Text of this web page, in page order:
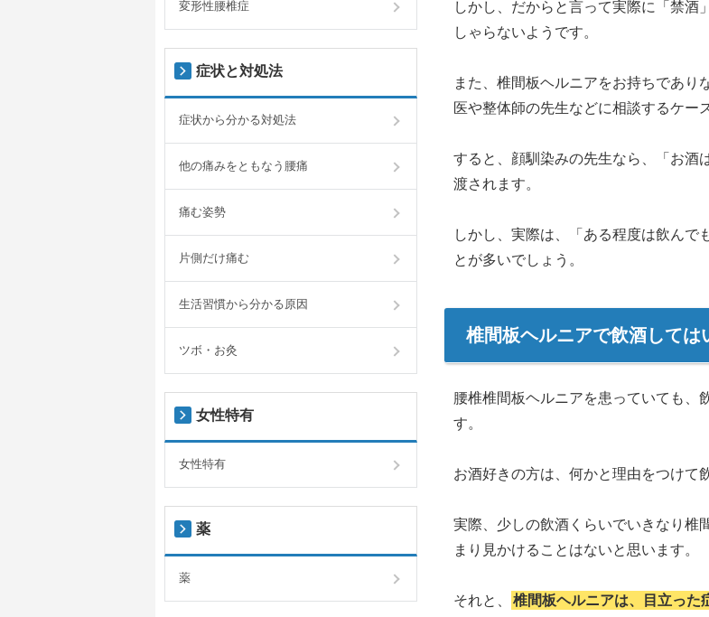
しかし、だからと言って実際に「禁酒
しゃらないようです。
また、椎間板ヘルニアをお持ちであり
医や整体師の先生などに相談するケー
すると、顔馴染みの先生なら、「お酒
渡されます。
しかし、実際は、「ある程度は飲んで
とが多いでしょう。
椎間板ヘルニアで飲酒しては
腰椎椎間板ヘルニアを患っていても、
す。
お酒好きの方は、何かと理由をつけて
実際、少しの飲酒くらいでいきなり椎
まり見かけることはないと思います。
それと、 椎間板ヘルニアは、目立った
変形性腰椎症
症状と対処法
症状から分かる対処法
他の痛みをともなう腰痛
痛む姿勢
片側だけ痛む
生活習慣から分かる原因
ツボ・お灸
女性特有
女性特有
薬
薬